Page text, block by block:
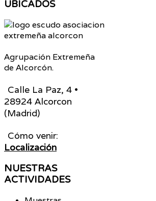
UBICADOS
Agrupación Extremeña
de Alcorcón.
Calle La Paz, 4 •
28924 Alcorcon
(Madrid)
Cómo venir:
Localización
NUESTRAS
ACTIVIDADES